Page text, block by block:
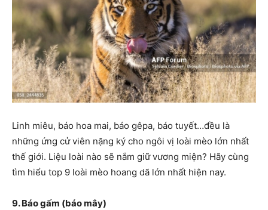
Linh miêu, báo hoa mai, báo gêpa, báo tuyết…đều là
những ứng cử viên nặng ký cho ngôi vị loài mèo lớn nhất
thế giới. Liệu loài nào sẽ nắm giữ vương miện? Hãy cùng
tìm hiểu top 9 loài mèo hoang dã lớn nhất hiện nay.
9. Báo gấm (báo mây)